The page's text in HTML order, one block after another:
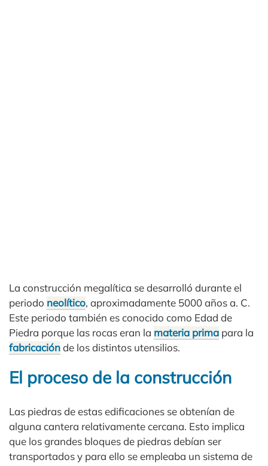
La construcción megalítica se desarrolló durante el
periodo neolítico, aproximadamente 5000 años a. C.
Este periodo también es conocido como Edad de
Piedra porque las rocas eran la materia prima para la
fabricaciónde los distintos utensilios.
El proceso de la construcción
Las piedras de estas edificaciones se obtenían de
alguna cantera relativamente cercana. Esto implica
que los grandes bloques de piedras debían ser
transportados y para ello se empleaba un sistema de